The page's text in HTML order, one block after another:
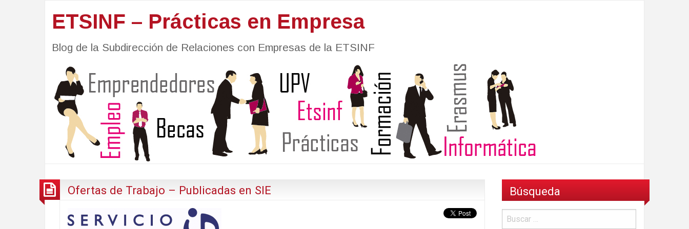
ETSINF – Prácticas en Empresa
Blog de la Subdirección de Relaciones con Empresas de la ETSINF
Ofertas de Trabajo – Publicadas en SIE Búsqueda